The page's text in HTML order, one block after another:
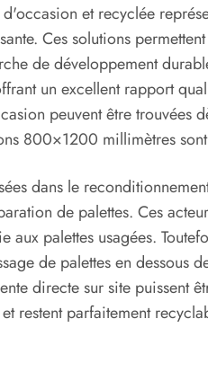
et recyclée
Ces solutions
de développement
un excellent rapport
peuvent être trouvées
800×1200 millimètres
dans le
de palettes. Ces
aux palettes usagées.
de palettes en dessous
directe sur site puissent
restent parfaitement